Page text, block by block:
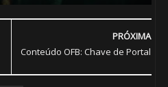
PRÓXIMA
Conteúdo OFB: Chave de Portal